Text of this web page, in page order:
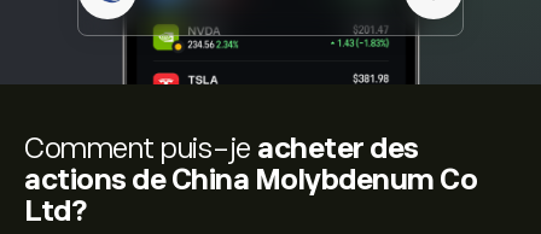
Comment puis-je acheter des
actions de China Molybdenum Co
Ltd?